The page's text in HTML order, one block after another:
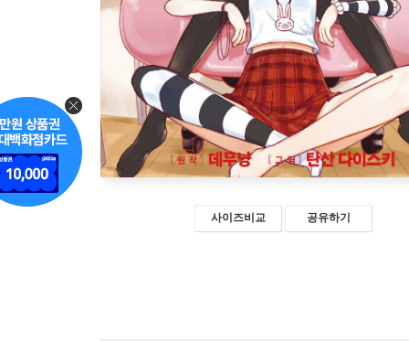
사이즈비교 공유하기